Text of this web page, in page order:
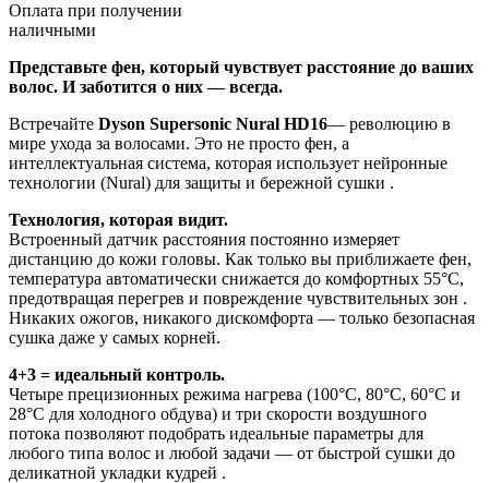
Оплата при получении
наличными
Представьте фен, который чувствует расстояние до ваших
волос. И заботится о них — всегда.
Встречайте Dyson Supersonic Nural HD16— революцию в
мире ухода за волосами. Это не просто фен, а
интеллектуальная система, которая использует нейронные
технологии (Nural) для защиты и бережной сушки .
Технология, которая видит.
Встроенный датчик расстояния постоянно измеряет
дистанцию до кожи головы. Как только вы приближаете фен,
температура автоматически снижается до комфортных 55°C,
предотвращая перегрев и повреждение чувствительных зон .
Никаких ожогов, никакого дискомфорта — только безопасная
сушка даже у самых корней.
4+3 = идеальный контроль.
Четыре прецизионных режима нагрева (100°C, 80°C, 60°C и
28°C для холодного обдува) и три скорости воздушного
потока позволяют подобрать идеальные параметры для
любого типа волос и любой задачи — от быстрой сушки до
деликатной укладки кудрей .